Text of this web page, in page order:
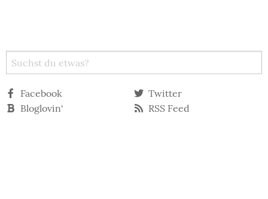
Facebook
Twitter
Bloglovin‘
RSS Feed